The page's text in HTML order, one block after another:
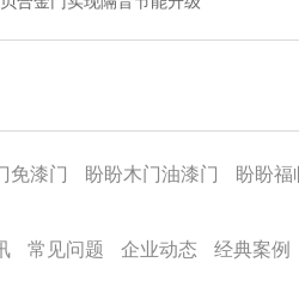
免漆门 盼盼木门油漆门 盼盼福
常见问题 企业动态 经典案例